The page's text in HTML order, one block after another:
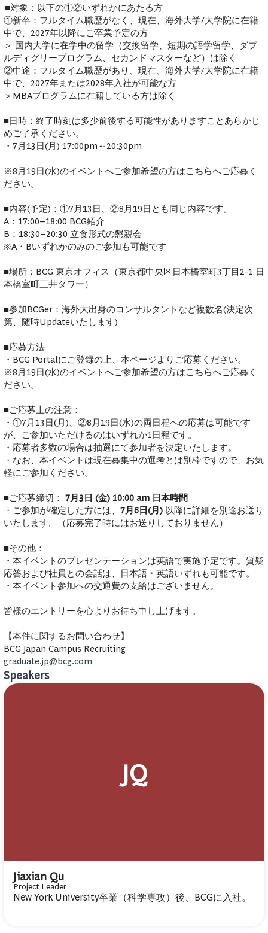
■対象：以下の①②いずれかにあたる方
①新卒：フルタイム職歴がなく、現在、海外大学/大学院に在籍
中で、2027年以降にご卒業予定の方
＞ 国内大学に在学中の留学（交換留学、短期の語学留学、ダブ
ルディグリープログラム、セカンドマスターなど）は除く
②中途：フルタイム職歴があり、現在、海外大学/大学院に在籍
中で、2027年または2028年入社が可能な方
＞MBAプログラムに在籍している方は除く
■日時：終了時刻は多少前後する可能性がありますことあらかじ
めご了承ください。
・7月13日(月) 17:00pm～20:30pm
※8月19日(水)のイベントへご参加希望の方はこちらへご応募く
ださい。
■内容(予定)：①7月13日、②8月19日とも同じ内容です。
A：17:00–18:00 BCG紹介
B：18:30–20:30 立食形式の懇親会
※A・Bいずれかのみのご参加も可能です
■場所：BCG 東京オフィス（東京都中央区日本橋室町3丁目2-1 日
本橋室町三井タワー）
■参加BCGer：海外大出身のコンサルタントなど複数名(決定次
第、随時Updateいたします)
■応募方法
・BCG Portalにご登録の上、本ページよりご応募ください。
※8月19日(水)のイベントへご参加希望の方はこちらへご応募く
ださい。
■ご応募上の注意：
・①7月13日(月)、②8月19日(水)の両日程への応募は可能です
が、ご参加いただけるのはいずれか1日程です。
・応募者多数の場合は抽選にて参加者を決定いたします。
・なお、本イベントは現在募集中の選考とは別枠ですので、お気
軽にご参加ください。
■ご応募締切： 7月3日 (金) 10:00 am 日本時間
・ご参加が確定した方には、 7月6日(月) 以降に詳細を別途お送り
いたします。（応募完了時にはお送りしておりません）
■その他：
・本イベントのプレゼンテーションは英語で実施予定です。質疑
応答および社員との会話は、日本語・英語いずれも可能です。
・本イベント参加への交通費の支給はございません。
皆様のエントリーを心よりお待ち申し上げます。
【本件に関するお問い合わせ】
BCG Japan Campus Recruiting
graduate.jp@bcg.com
Speakers
JQ
Jiaxian Qu
Project Leader
New York University卒業（科学専攻）後、BCGに入社。